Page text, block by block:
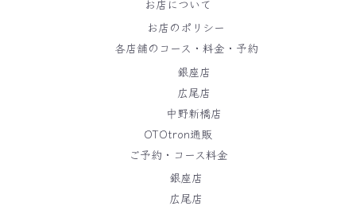
お店について
お店のポリシー
各店舗のコース・料金・予約
銀座店
広尾店
中野新橋店
OTOtron通販
ご予約・コース料金
銀座店
広尾店